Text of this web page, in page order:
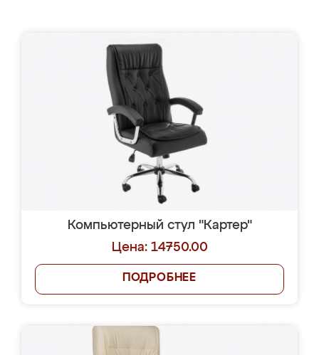
Компьютерный стул "Картер"
Цена: 14750.00
ПОДРОБНЕЕ